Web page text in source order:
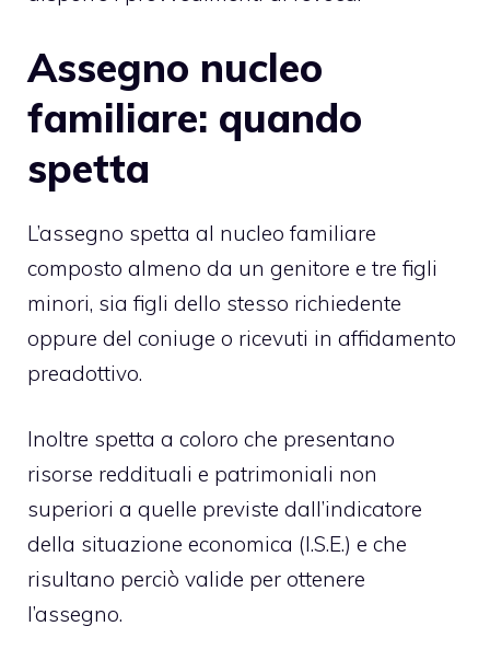
Assegno nucleo
familiare: quando
spetta
L’assegno spetta al nucleo familiare
composto almeno da un genitore e tre figli
minori, sia figli dello stesso richiedente
oppure del coniuge o ricevuti in affidamento
preadottivo.
Inoltre spetta a coloro che presentano
risorse reddituali e patrimoniali non
superiori a quelle previste dall’indicatore
della situazione economica (I.S.E.) e che
risultano perciò valide per ottenere
l’assegno.